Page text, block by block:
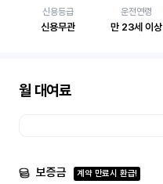
신용등급
신용무관
운전연령
만 23세 이상
월 대여료
보증금 계약 만료시 환급!